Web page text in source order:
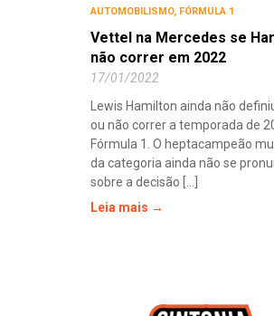
AUTOMOBILISMO, FÓRMULA 1
Vettel na Mercedes se
não correr em 2022
17/01/2022
Lewis Hamilton ainda não
ou não correr a temporada de
Fórmula 1. O heptacampeão
da categoria ainda não se
sobre a decisão [...]
Leia mais →